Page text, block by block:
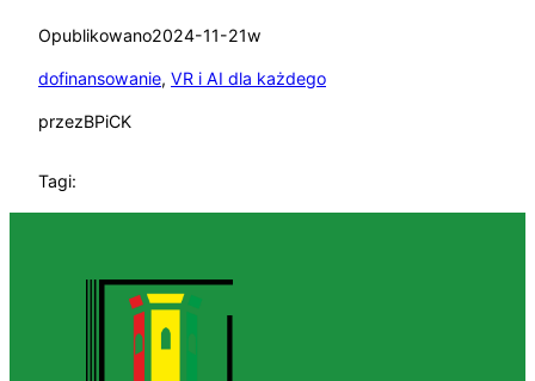
Opublikowano2024-11-21w
dofinansowanie, VR i AI dla każdego
przezBPiCK
Tagi: